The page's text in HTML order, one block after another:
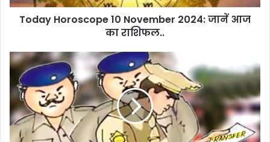
राशिफल..
Today Horoscope 10 November 2024: जानें आज
का राशिफल..
सीजी
आईपीएस
ट्रांसफर:
सीनियर
आईपीएस
अधिकारियों